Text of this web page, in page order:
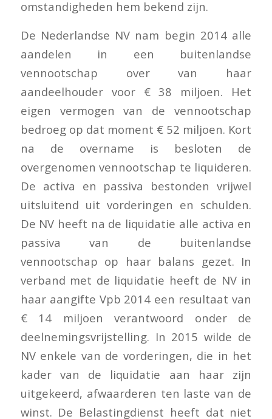
omstandigheden hem bekend zijn.
De Nederlandse NV nam begin 2014 alle
aandelen in een buitenlandse
vennootschap over van haar
aandeelhouder voor € 38 miljoen. Het
eigen vermogen van de vennootschap
bedroeg op dat moment € 52 miljoen. Kort
na de overname is besloten de
overgenomen vennootschap te liquideren.
De activa en passiva bestonden vrijwel
uitsluitend uit vorderingen en schulden.
De NV heeft na de liquidatie alle activa en
passiva van de buitenlandse
vennootschap op haar balans gezet. In
verband met de liquidatie heeft de NV in
haar aangifte Vpb 2014 een resultaat van
€ 14 miljoen verantwoord onder de
deelnemingsvrijstelling. In 2015 wilde de
NV enkele van de vorderingen, die in het
kader van de liquidatie aan haar zijn
uitgekeerd, afwaarderen ten laste van de
winst. De Belastingdienst heeft dat niet